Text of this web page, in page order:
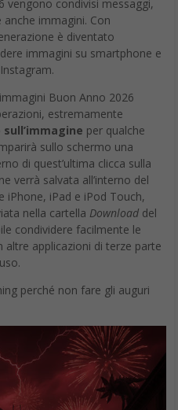
vengono condivisi messaggi,
immagini. Con
è diventato
immagini su smartphone e
Buon Anno 2026
estremamente
per qualche
sullo schermo una
di quest’ultima clicca sulla
verrà salvata all’interno del
iPhone, iPad e iPod Touch,
nella cartella Download del
condividere facilmente le
applicazioni di terze parte
perché non fare gli auguri